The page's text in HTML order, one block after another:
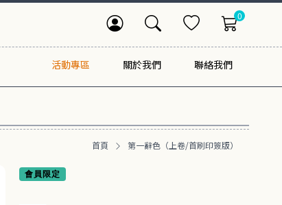
0
活動專區 關於我們 聯絡我們
首頁 第一辭色（上卷/首刷印簽版）
會員限定